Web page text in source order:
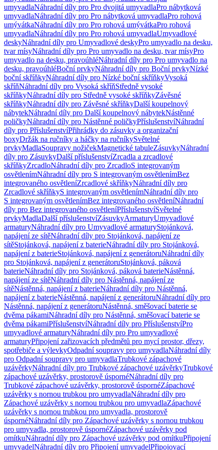
umyvadlaNáhradní díly pro Pro dvojitá umyvadlaPro nábytková
umyvadlaNáhradní díly pro Pro nábytková umyvadlaPro rohová
umývátkaNáhradní díly pro Pro rohová umývátkaPro rohová
umyvadlaNáhradní díly pro Pro rohová umyvadlaUmyvadlové
deskyNáhradní díly pro Umyvadlové deskyPro umyvadlo na desku,
tvar mísyNáhradní díly pro Pro umyvadlo na desku, tvar mísyPro
umyvadlo na desku, pravoúhléNáhradní díly pro Pro umyvadlo na
desku, pravoúhléBoční prvkyNáhradní díly pro Boční prvkyNízké
boční skříňkyNáhradní díly pro Nízké boční skříňkyVysoká
skříňNáhradní díly pro Vysoká skříňStředně vysoké
skříňkyNáhradní díly pro Středně vysoké skříňkyZávěsné
skříňkyNáhradní díly pro Závěsné skříňkyDalší koupelnový
nábytekNáhradní díly pro Další koupelnový nábytekNástěnné
poličkyNáhradní díly pro Nástěnné poličkyPříslušenstvíNáhradní
díly pro PříslušenstvíPřihrádky do zásuvky a organizační
boxyDržák na ručníky a háčky na ručníkySvětelné
prvkyMadlaSoupravy nožičekMagnetické tabuleZásuvkyNáhradní
díly pro ZásuvkyDalší příslušenstvíZrcadla a zrcadlové
skříňkyZrcadloNáhradní díly pro ZrcadloS integrovaným
osvětlenímNáhradní díly pro S integrovaným osvětlenímBez
integrovaného osvětleníZrcadlové skříňkyNáhradní díly pro
Zrcadlové skříňkyS integrovaným osvětlenímNáhradní díly pro
S integrovaným osvětlenímBez integrovaného osvětleníNáhradní
díly pro Bez integrovaného osvětleníPříslušenstvíSvětelné
prvkyMadlaDalší příslušenstvíZásuvkyArmaturyUmyvadlové
armaturyNáhradní díly pro Umyvadlové armaturyStojánková,
napájení ze sítěNáhradní díly pro Stojánková, napájení ze
sítěStojánková, napájení z baterieNáhradní díly pro Stojánková,
napájení z baterieStojánková, napájení z generátoruNáhradní díly
pro Stojánková, napájení z generátoruStojánková, páková
baterieNáhradní díly pro Stojánková, páková baterieNástěnná,
napájení ze sítěNáhradní díly pro Nástěnná, napájení ze
sítěNástěnná, napájení z baterieNáhradní díly pro Nástěnná,
napájení z baterieNástěnná, napájení z generátoruNáhradní díly pro
Nástěnná, napájení z generátoruNástěnná, směšovací baterie se
dvěma pákamiNáhradní díly pro Nástěnná, směšovací baterie se
dvěma pákamiPříslušenstvíNáhradní díly pro PříslušenstvíPro
umyvadlové armaturyNáhradní díly pro Pro umyvadlové
armaturyPřipojení zařizovacích předmětů pro mycí prostor, dřezy,
spotřebiče a výlevkyOdpadní soupravy pro umyvadlaNáhradní díly
pro Odpadní soupravy pro umyvadlaTrubkové zápachové
uzávěrkyNáhradní díly pro Trubkové zápachové uzávěrkyTrubkové
zápachové uzávěrky, prostorově úspornéNáhradní díly pro
Trubkové zápachové uzávěrky, prostorově úspornéZápachové
uzávěrky s nornou trubkou pro umyvadlaNáhradní díly pro
Zápachové uzávěrky s nornou trubkou pro umyvadlaZápachové
uzávěrky s nornou trubkou pro umyvadla, prostorově
úspornéNáhradní díly pro Zápachové uzávěrky s nornou trubkou
pro umyvadla, prostorově úspornéZápachové uzávěrky pod
omítkuNáhradní díly pro Zápachové uzávěrky pod omítkuPřipojení
umyvadelNáhradní díly pro Připojení umyvadelPřipojovací